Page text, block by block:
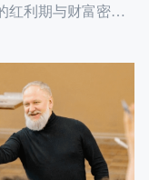
利期与财富密码
，引爆关注当
园亩产值突破数万
，成为业内公
扩种的浪潮
：这波高价红利
热门水果 “价崩”